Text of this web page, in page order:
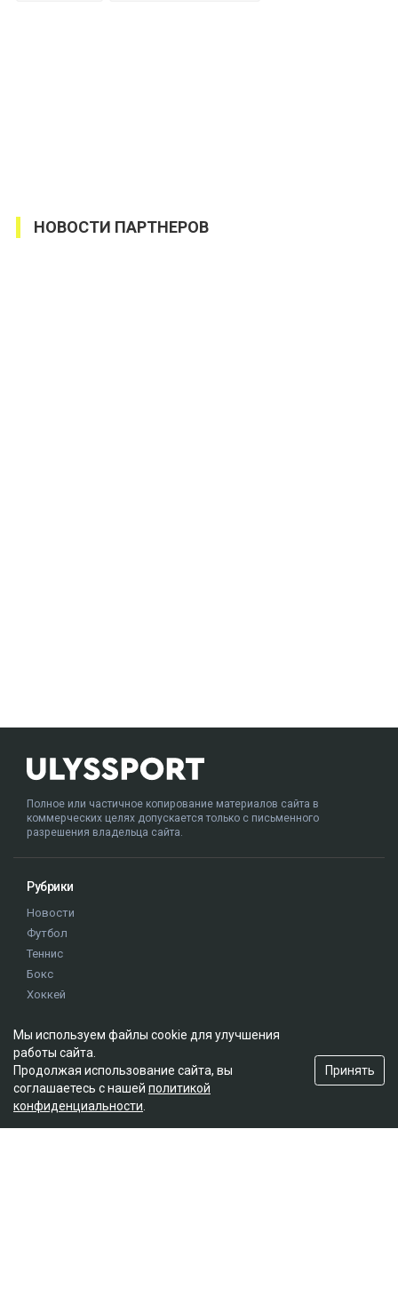
НОВОСТИ ПАРТНЕРОВ
Полное или частичное копирование материалов сайта в
коммерческих целях допускается только с письменного
разрешения владельца сайта.
Рубрики
Новости
Футбол
Теннис
Бокс
Хоккей
Истории
Олимпиада
Редакция
Мы используем файлы cookie для улучшения
работы сайта.
Продолжая использование сайта, вы
соглашаетесь с нашей политикой
конфиденциальности
Принять